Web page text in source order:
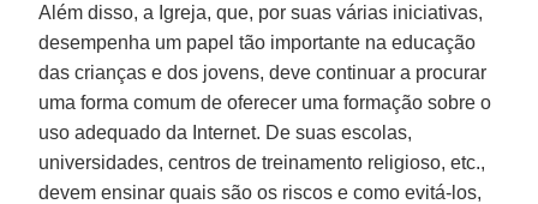
Além disso, a Igreja, que, por suas várias iniciativas,
desempenha um papel tão importante na educação
das crianças e dos jovens, deve continuar a procurar
uma forma comum de oferecer uma formação sobre o
uso adequado da Internet. De suas escolas,
universidades, centros de treinamento religioso, etc.,
devem ensinar quais são os riscos e como evitá-los,